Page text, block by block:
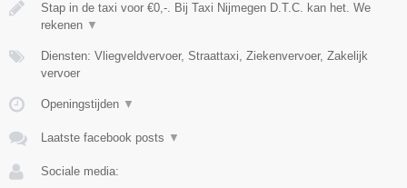
Stap in de taxi voor €0,-. Bij Taxi Nijmegen D.T.C. kan het. We
rekenen ▼
Diensten: Vliegveldvervoer, Straattaxi, Ziekenvervoer, Zakelijk
vervoer
Openingstijden ▼
Laatste facebook posts ▼
Sociale media: